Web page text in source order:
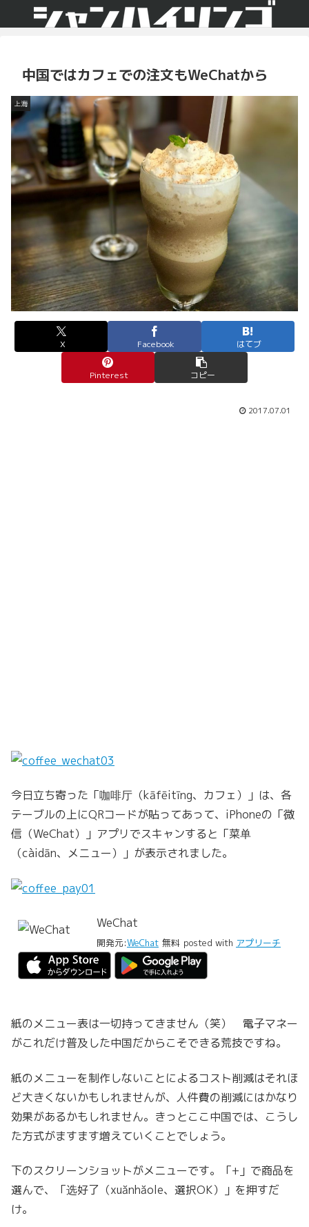
中国ではカフェでの注文もWeChatから
上海
X Facebook はてブ
Pinterest コピー
2017.07.01
今日立ち寄った「咖啡厅（kāfēitīng、カフェ）」は、各
テーブルの上にQRコードが貼ってあって、iPhoneの「微
信（WeChat）」アプリでスキャンすると「菜单
（càidān、メニュー）」が表示されました。
WeChat
開発元:WeChat 無料 posted with アプリーチ
紙のメニュー表は一切持ってきません（笑） 電子マネー
がこれだけ普及した中国だからこそできる荒技ですね。
紙のメニューを制作しないことによるコスト削減はそれほ
ど大きくないかもしれませんが、人件費の削減にはかなり
効果があるかもしれません。きっとここ中国では、こうし
た方式がますます増えていくことでしょう。
下のスクリーンショットがメニューです。「+」で商品を
選んで、「选好了（xuǎnhǎole、選択OK）」を押すだ
け。